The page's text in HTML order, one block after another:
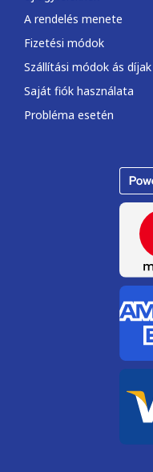
A rendelés menete
Fizetési módok
Szállítási módok ás díjak
Saját fiók használata
Probléma esetén